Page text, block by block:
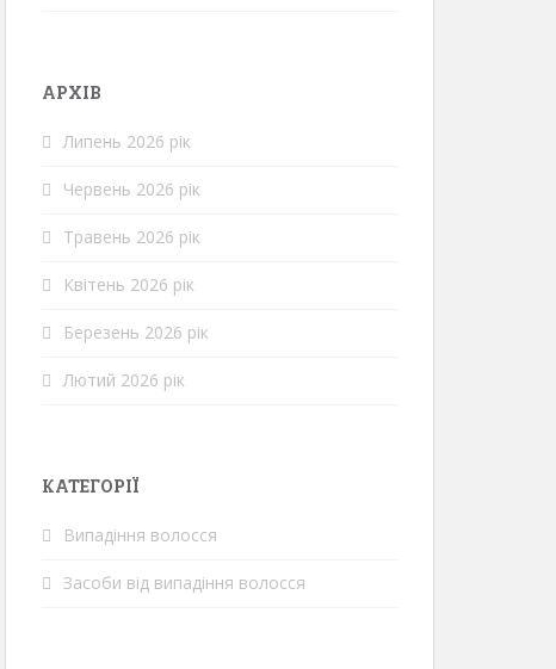
АРХІВ
Липень 2026 рік
Червень 2026 рік
Травень 2026 рік
Квітень 2026 рік
Березень 2026 рік
Лютий 2026 рік
КАТЕГОРІЇ
Випадіння волосся
Засоби від випадіння волосся